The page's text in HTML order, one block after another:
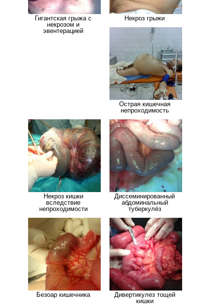
Гигантская грыжа с
некрозом и
эвентерацией
Некроз грыжи
Острая кишечная
непроходимость
Некроз кишки
вследствие
непроходимости
Диссеминированный
абдоминальный
туберкулёз
Безоар кишечника
Дивертикулез тощей
кишки